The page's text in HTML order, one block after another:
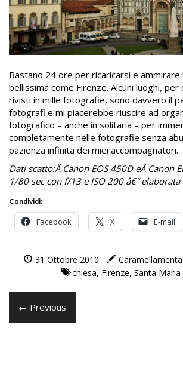
Bastano 24 ore per ricaricarsi e ammirare
bellissima come Firenze. Alcuni luoghi,
rivisti in mille fotografie, sono davvero il
fotografi e mi piacerebbe riuscire ad
fotografico – anche in solitaria – per
completamente nelle fotografie senza
pazienza infinita dei miei accompagnatori.
Dati scatto:Â Canon EOS 450D eÂ Canon
1/80 sec con f/13 e ISO 200 â€“
Condividi:
Facebook X E-mail
31 Ottobre 2010 Caramellamenta
chiesa, Firenze, Santa Maria
← Previous